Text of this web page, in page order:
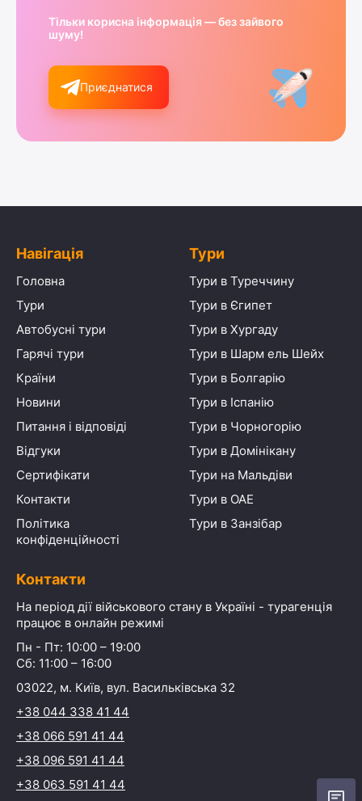
Тільки корисна інформація — без зайвого
шуму!
Приєднатися
Навігація
Головна
Тури
Автобусні тури
Гарячі тури
Країни
Новини
Питання і відповіді
Відгуки
Сертифікати
Контакти
Політика
конфіденційності
Тури
Тури в Туреччину
Тури в Єгипет
Тури в Хургаду
Тури в Шарм ель Шейх
Тури в Болгарію
Тури в Іспанію
Тури в Чорногорію
Тури в Домінікану
Тури на Мальдіви
Тури в ОАЕ
Тури в Занзібар
Контакти
На період дії військового стану в Україні - турагенція
працює в онлайн режимі
Пн - Пт: 10:00 – 19:00
Сб: 11:00 – 16:00
03022, м. Київ, вул. Васильківська 32
+38 044 338 41 44
+38 066 591 41 44
+38 096 591 41 44
+38 063 591 41 44